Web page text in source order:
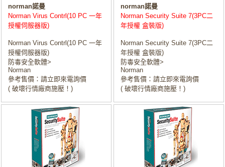
norman諾曼
Norman Virus Contrl(10 PC 一年
授權伺服器版)
Norman Virus Contrl(10 PC 一年
授權伺服器版)
防毒安全軟體>
Norman
參考售價：請立即來電詢價
( 破壞行情廠商施壓！)
norman諾曼
Norman Security Suite 7(3PC二
年授權 盒裝版)
Norman Security Suite 7(3PC二
年授權 盒裝版)
防毒安全軟體>
Norman
參考售價：請立即來電詢價
( 破壞行情廠商施壓！)